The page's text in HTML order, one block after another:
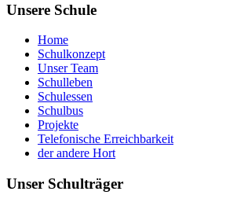
Unsere Schule
Home
Schulkonzept
Unser Team
Schulleben
Schulessen
Schulbus
Projekte
Telefonische Erreichbarkeit
der andere Hort
Unser Schulträger